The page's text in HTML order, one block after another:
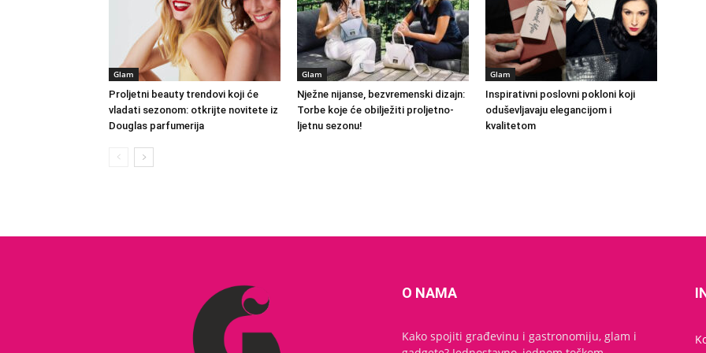
Glam
Proljetni beauty trendovi koji će
vladati sezonom: otkrijte novitete iz
Douglas parfumerija
Glam
Nježne nijanse, bezvremenski dizajn:
Torbe koje će obilježiti proljetno-
ljetnu sezonu!
Glam
Inspirativni poslovni pokloni koji
oduševljavaju elegancijom i
kvalitetom
O NAMA
Kako spojiti građevinu i gastronomiju, glam i